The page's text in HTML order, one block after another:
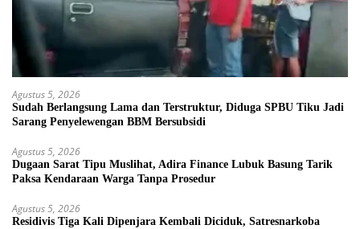
Agustus 5, 2026
Sudah Berlangsung Lama dan Terstruktur, Diduga SPBU Tiku Jadi
Sarang Penyelewengan BBM Bersubsidi
Agustus 5, 2026
Dugaan Sarat Tipu Muslihat, Adira Finance Lubuk Basung Tarik
Paksa Kendaraan Warga Tanpa Prosedur
Agustus 5, 2026
Residivis Tiga Kali Dipenjara Kembali Diciduk, Satresnarkoba